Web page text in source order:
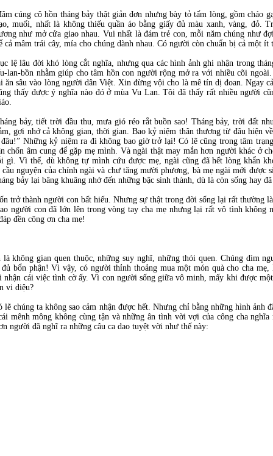
cúng cô hồn tháng bảy thật giản đơn nhưng bày tỏ tấm lòng, gồm cháo
muối, nhất là không thiếu quần áo bằng giấy đủ màu xanh, vàng, đỏ.
như mở cửa giao nhau. Vui nhất là đám trẻ con, mỗi năm chúng như
cả mâm trái cây, mía cho chúng dành nhau. Có người còn chuẩn bị cả một
lệ lâu đời khó lòng cắt nghĩa, nhưng qua các hình ảnh ghi nhận trong
lan-bồn nhằm giúp cho tâm hồn con người rộng mở ra với nhiều cõi
ăn sâu vào lòng người dân Việt. Xin đừng vội cho là mê tín dị đoan. Ngay
thấy được ý nghĩa nào đó ở mùa Vu Lan. Tôi đã thấy rất nhiều người
bảy, tiết trời đầu thu, mưa gió réo rắt buồn sao! Tháng bảy, trời đất
gợi nhớ cả không gian, thời gian. Bao kỷ niệm thân thương từ đâu hiện
Những kỷ niệm ra đi không bao giờ trở lại! Có lẽ cũng trong tâm
chốn âm cung để gặp mẹ mình. Và ngài thật may mắn hơn người khác ở
gì. Vì thế, dù không tự mình cứu được mẹ, ngài cũng đã hết lòng khẩn
nguyện của chính ngài và chư tăng mười phương, bà mẹ ngài mới được
bảy lại bâng khuâng nhớ đến những bậc sinh thành, dù là còn sống hay
trở thành người con bất hiếu. Nhưng sự thật trong đời sống lại rất thường
người con đã lớn lên trong vòng tay cha mẹ nhưng lại rất vô tình không
đền công ơn cha mẹ!
không gian quen thuộc, những suy nghĩ, những thói quen. Chúng dìm
bổn phận! Vì vậy, có người thỉnh thoảng mua một món quà cho cha mẹ,
cái việc tình cờ ấy. Vì con người sống giữa vô minh, mấy khi được
vi diệu?
chúng ta không sao cảm nhận được hết. Nhưng chỉ bằng những hình ảnh
mênh mông không cùng tận và những ân tình vời vợi của công cha
người đã nghĩ ra những câu ca dao tuyệt vời như thế này: